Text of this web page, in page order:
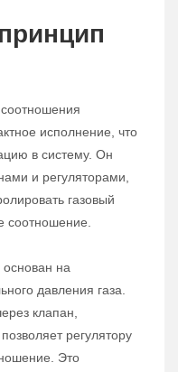
исполнение, что
в систему. Он
и регуляторами,
газовый
соотношение.
на
давления газа.
клапан,
регулятору
Это